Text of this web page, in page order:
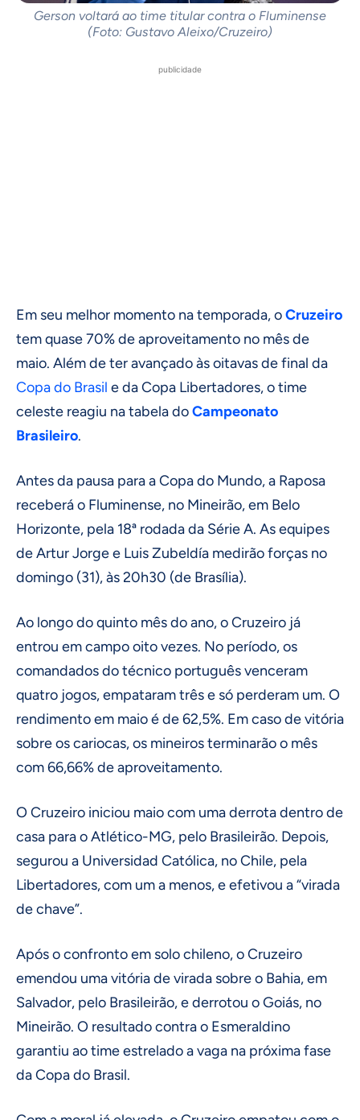
Gerson voltará ao time titular contra o Fluminense
(Foto: Gustavo Aleixo/Cruzeiro)
publicidade
Em seu melhor momento na temporada, oCruzeiro
tem quase 70% de aproveitamento no mês de
maio. Além de ter avançado às oitavas de final da
Copa do Brasil e da Copa Libertadores, o time
celeste reagiu na tabela doCampeonato
Brasileiro.
Antes da pausa para a Copa do Mundo, a Raposa
receberá o Fluminense, no Mineirão, em Belo
Horizonte, pela 18ª rodada da Série A. As equipes
de Artur Jorge e Luis Zubeldía medirão forças no
domingo (31), às 20h30 (de Brasília).
Ao longo do quinto mês do ano, o Cruzeiro já
entrou em campo oito vezes. No período, os
comandados do técnico português venceram
quatro jogos, empataram três e só perderam um. O
rendimento em maio é de 62,5%. Em caso de vitória
sobre os cariocas, os mineiros terminarão o mês
com 66,66% de aproveitamento.
O Cruzeiro iniciou maio com uma derrota dentro de
casa para o Atlético-MG, pelo Brasileirão. Depois,
segurou a Universidad Católica, no Chile, pela
Libertadores, com um a menos, e efetivou a “virada
de chave”.
Após o confronto em solo chileno, o Cruzeiro
emendou uma vitória de virada sobre o Bahia, em
Salvador, pelo Brasileirão, e derrotou o Goiás, no
Mineirão. O resultado contra o Esmeraldino
garantiu ao time estrelado a vaga na próxima fase
da Copa do Brasil.